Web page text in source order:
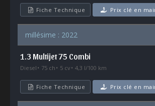
Fiche Technique Prix clé en
millésime : 2022
1.3 Multijet 75 Combi
Diesel 75 ch 5 cv 4,3 l/100 km
Fiche Technique Prix clé en